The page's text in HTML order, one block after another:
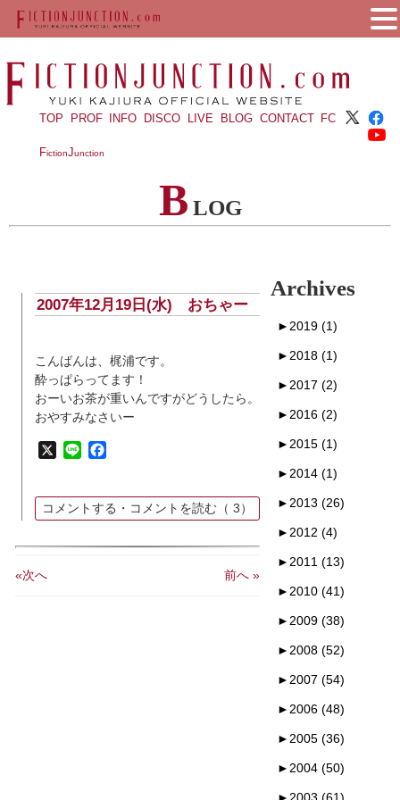
TOP PROF INFO DISCO LIVE BLOG CONTACT FC
FictionJunction
B LOG
2007年12月19日(水) おちゃー
こんばんは、梶浦です。
酔っぱらってます！
おーいお茶が重いんですがどうしたら。
おやすみなさいー
X Line
コメントする・コメントを読む（ 3）
«次へ 前へ »
Archives
► 2019 (1)
► 2018 (1)
► 2017 (2)
► 2016 (2)
► 2015 (1)
► 2014 (1)
► 2013 (26)
► 2012 (4)
► 2011 (13)
► 2010 (41)
► 2009 (38)
► 2008 (52)
► 2007 (54)
► 2006 (48)
► 2005 (36)
► 2004 (50)